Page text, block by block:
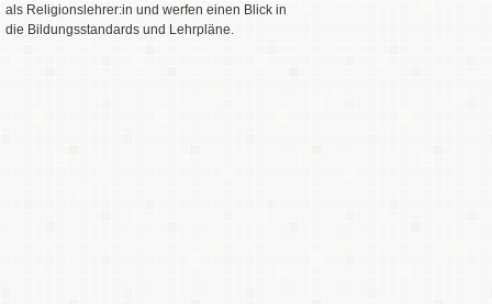
als Religionslehrer:in und werfen einen Blick in
die Bildungsstandards und Lehrpläne.